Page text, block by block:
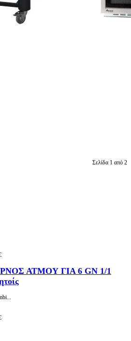
Σελίδα 1 από 2
ΑΤΜΟΥ ΓΙΑ 6 GN 1/1